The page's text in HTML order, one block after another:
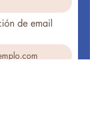
de email